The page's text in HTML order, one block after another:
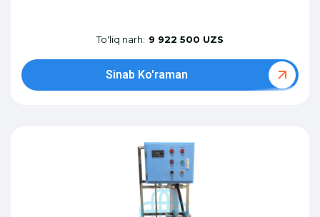
To'liq narh: 9 922 500 UZS
Sinab Ko'raman